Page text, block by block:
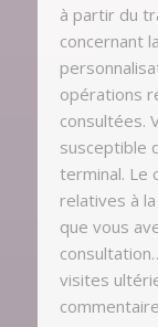
à partir du
concernant
opérations
consultées.
susceptible
terminal. Le
relatives à
que vous
visites